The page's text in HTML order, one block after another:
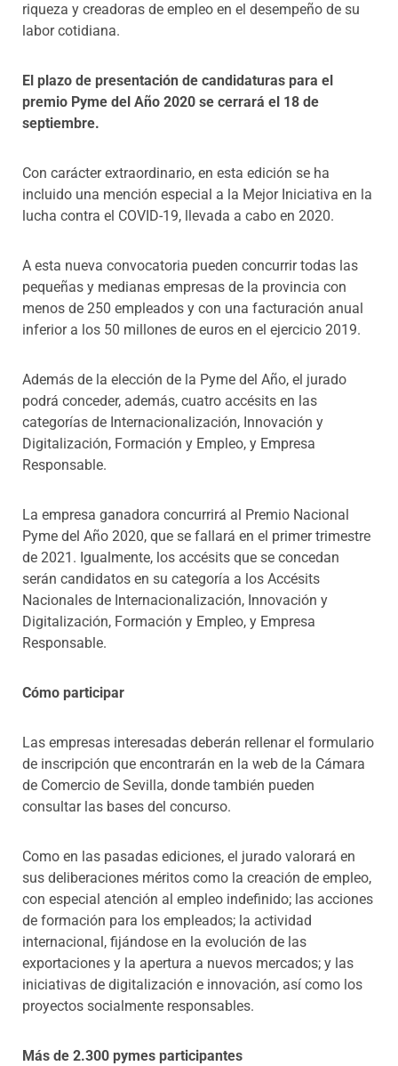
riqueza y creadoras de empleo en el desempeño de su
labor cotidiana.
El plazo de presentación de candidaturas para el
premio Pyme del Año 2020 se cerrará el 18 de
septiembre.
Con carácter extraordinario, en esta edición se ha
incluido una mención especial a la Mejor Iniciativa en la
lucha contra el COVID-19, llevada a cabo en 2020.
A esta nueva convocatoria pueden concurrir todas las
pequeñas y medianas empresas de la provincia con
menos de 250 empleados y con una facturación anual
inferior a los 50 millones de euros en el ejercicio 2019.
Además de la elección de la Pyme del Año, el jurado
podrá conceder, además, cuatro accésits en las
categorías de Internacionalización, Innovación y
Digitalización, Formación y Empleo, y Empresa
Responsable.
La empresa ganadora concurrirá al Premio Nacional
Pyme del Año 2020, que se fallará en el primer trimestre
de 2021. Igualmente, los accésits que se concedan
serán candidatos en su categoría a los Accésits
Nacionales de Internacionalización, Innovación y
Digitalización, Formación y Empleo, y Empresa
Responsable.
Cómo participar
Las empresas interesadas deberán rellenar el formulario
de inscripción que encontrarán en la web de la Cámara
de Comercio de Sevilla, donde también pueden
consultar las bases del concurso.
Como en las pasadas ediciones, el jurado valorará en
sus deliberaciones méritos como la creación de empleo,
con especial atención al empleo indefinido; las acciones
de formación para los empleados; la actividad
internacional, fijándose en la evolución de las
exportaciones y la apertura a nuevos mercados; y las
iniciativas de digitalización e innovación, así como los
proyectos socialmente responsables.
Más de 2.300 pymes participantes